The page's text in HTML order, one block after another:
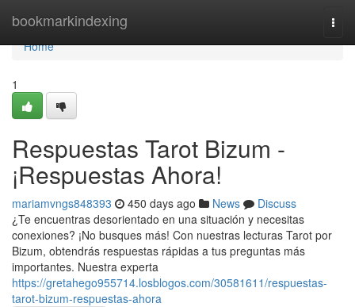
bookmarkindexing
Home
Home
1
Respuestas Tarot Bizum -
¡Respuestas Ahora!
mariamvngs848393 450 days ago News
Discuss
¿Te encuentras desorientado en una situación y necesitas
conexiones? ¡No busques más! Con nuestras lecturas Tarot por
Bizum, obtendrás respuestas rápidas a tus preguntas más
importantes. Nuestra experta
https://gretahego955714.losblogos.com/30581611/respuestas-
tarot-bizum-respuestas-ahora